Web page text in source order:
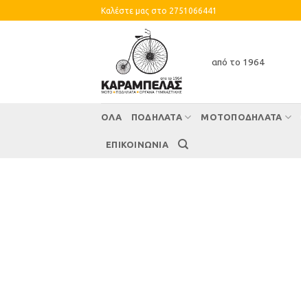
to
Καλέστε μας στο 2751066441
από το 1964
ΌΛΑ ΠΟΔΗΛΑΤΑ ΜΟΤΟΠΟΔΗΛΑΤΑ
ΕΠΙΚΟΙΝΩΝΙΑ